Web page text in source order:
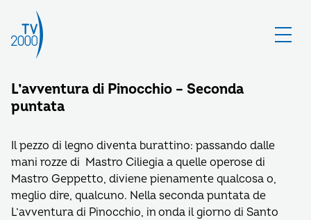
L’avventura di Pinocchio – Seconda
puntata
Il pezzo di legno diventa burattino: passando dalle
mani rozze di Mastro Ciliegia a quelle operose di
Mastro Geppetto, diviene pienamente qualcosa o,
meglio dire, qualcuno. Nella seconda puntata de
L’avventura di Pinocchio, in onda il giorno di Santo